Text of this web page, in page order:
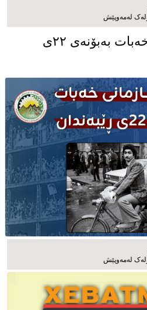
پەیامی سازمانی خەبات بەبۆنەی ۲۲ی